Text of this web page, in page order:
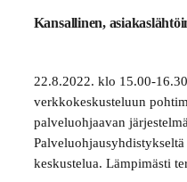
Kansallinen,
22.8.2022. klo 15.00-
verkkokeskusteluun
palveluohjaavan
keskustelua. Lämpimästi